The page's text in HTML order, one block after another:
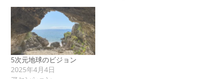
5次元地球のビジョン
2025年4月4日